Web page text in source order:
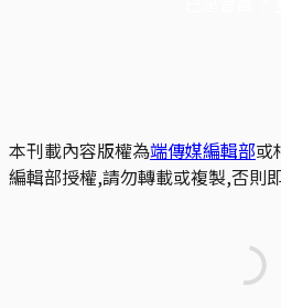
本刊載內容版權為端傳媒編輯部或
編輯部授權,請勿轉載或複製,否則